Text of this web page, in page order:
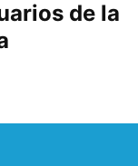
de la